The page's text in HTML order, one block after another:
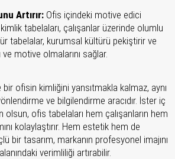
Artırır: Ofis içindeki motive edici
tabelaları, çalışanlar üzerinde olumlu
tabelalar, kurumsal kültürü pekiştirir ve
ve motive olmalarını sağlar.
ofisin kimliğini yansıtmakla kalmaz, aynı
ve bilgilendirme aracıdır. İster iç
olsun, ofis tabelaları hem çalışanların hem
kolaylaştırır. Hem estetik hem de
bir tasarım, markanın profesyonel imajını
verimliliği artırabilir.